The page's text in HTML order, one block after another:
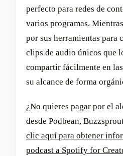
perfecto para redes de
varios programas.
por sus herramientas para
clips de audio únicos que
compartir fácilmente en
su alcance de forma
¿No quieres pagar por el
desde Podbean,
clic aquí para obtener
podcast a Spotify for